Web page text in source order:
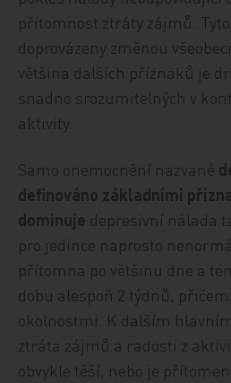
přítomnost ztráty zájmů.
doprovázeny změnou
většina dalších příznaků je
snadno srozumitelných v
aktivity.
Samo onemocnění nazvané
definováno základními
dominuje depresivní nálada
pro jedince naprosto
přítomna po většinu dne a
dobu alespoň 2 týdnů,
okolnostmi. K dalším
ztráta zájmů a radosti z
obvykle těší, nebo je